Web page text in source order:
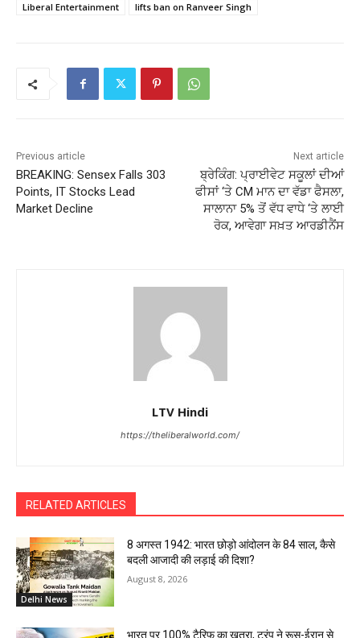
Liberal Entertainment
lifts ban on Ranveer Singh
Previous article
BREAKING: Sensex Falls 303
Points, IT Stocks Lead
Market Decline
Next article
ਬ੍ਰੇਕਿੰਗ: ਪ੍ਰਾਈਵੇਟ ਸਕੂਲਾਂ ਦੀਆਂ
ਫੀਸਾਂ ‘ਤੇ CM ਮਾਨ ਦਾ ਵੱਡਾ ਫੈਸਲਾ,
ਸਾਲਾਨਾ 5% ਤੋਂ ਵੱਧ ਵਾਧੇ ‘ਤੇ ਲਾਈ
ਰੋਕ, ਆਵੇਗਾ ਸਖ਼ਤ ਆਰਡੀਨੈਂਸ
LTV Hindi
https://theliberalworld.com/
RELATED ARTICLES
Delhi News
8 अगस्त 1942: भारत छोड़ो आंदोलन के 84 साल, कैसे
बदली आजादी की लड़ाई की दिशा?
August 8, 2026
भारत पर 100% टैरिफ का खतरा, ट्रंप ने रूस-ईरान से